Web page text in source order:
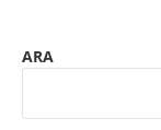
ARA